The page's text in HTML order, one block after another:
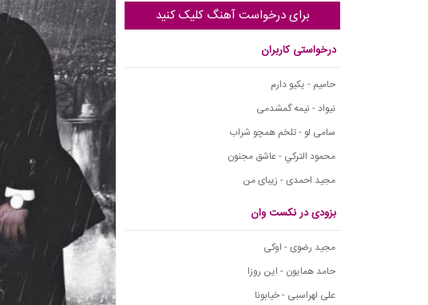
برای درخواست آهنگ کلیک کنید
درخواستی کاربران
حامیم - یکیو دارم
نیواد - نیمه گمشدمی
سامی لو - تلخم همچو شراب
محمود التركي - عاشق مجنون
مجید احمدی - زیبای من
بزودی در نکست وان
مجید رضوی - اوکی
حامد همایون - این روزا
علی لهراسبی - خیابونا